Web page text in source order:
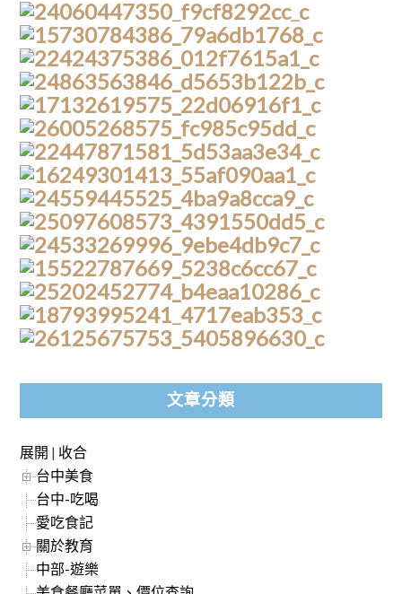
文章分類
展開 | 收合
台中美食
台中-吃喝
愛吃食記
關於教育
中部-遊樂